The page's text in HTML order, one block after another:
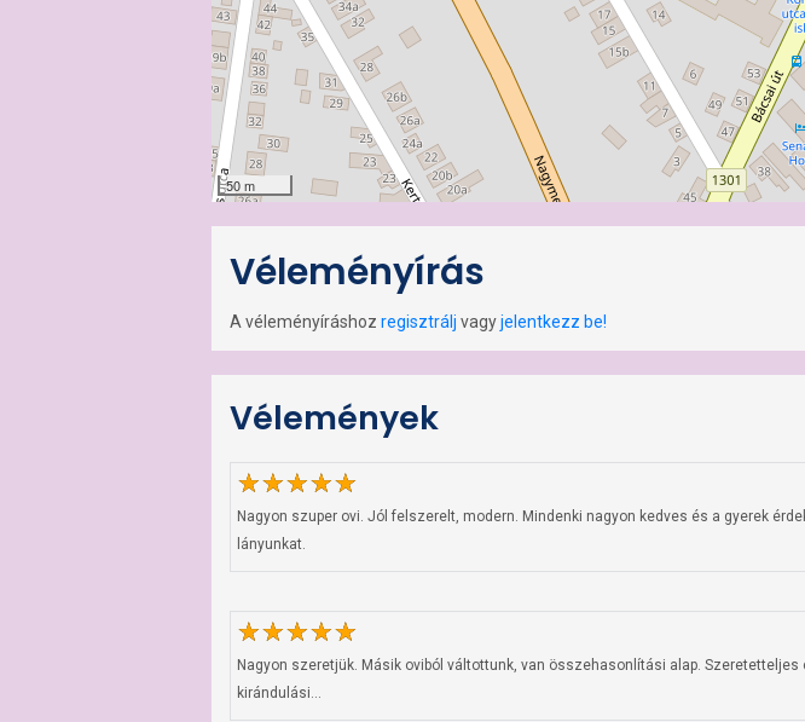
50 m
Véleményírás
A véleményíráshoz regisztrálj vagyjelentkezz be!
Vélemények
Nagyon szuper ovi. Jól felszerelt, modern. Mindenki nagyon kedves és a gyerek
lányunkat.
Nagyon szeretjük. Másik oviból váltottunk, van összehasonlítási alap.
kirándulási...